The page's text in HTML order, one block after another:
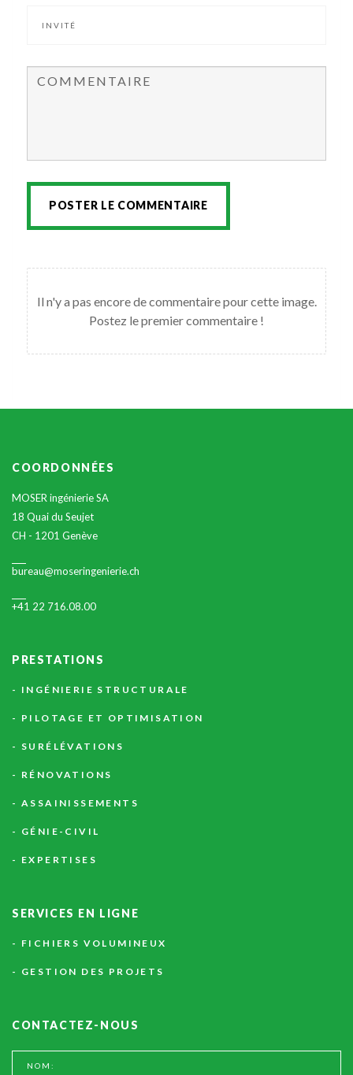
POSTER LE COMMENTAIRE
Il n'y a pas encore de commentaire pour cette image.
Postez le premier commentaire !
COORDONNÉES
MOSER ingénierie SA
18 Quai du Seujet
CH - 1201 Genève
bureau@moseringenierie.ch
+41 22 716.08.00
PRESTATIONS
INGÉNIERIE STRUCTURALE
PILOTAGE ET OPTIMISATION
SURÉLÉVATIONS
RÉNOVATIONS
ASSAINISSEMENTS
GÉNIE-CIVIL
EXPERTISES
SERVICES EN LIGNE
FICHIERS VOLUMINEUX
GESTION DES PROJETS
CONTACTEZ-NOUS